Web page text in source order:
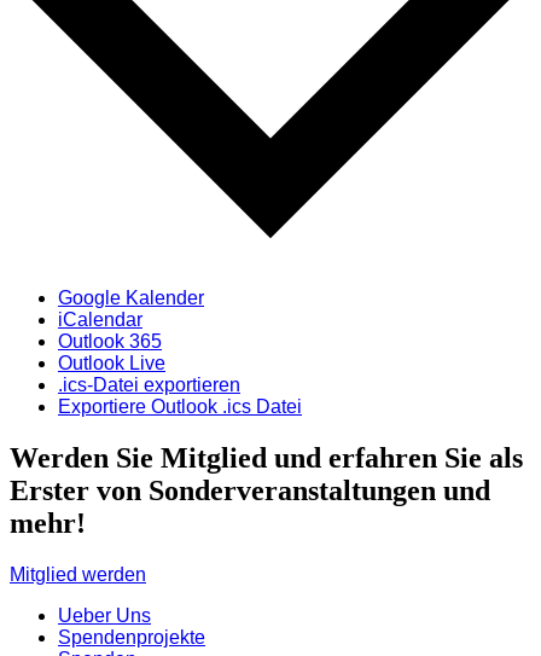
Google Kalender
iCalendar
Outlook 365
Outlook Live
.ics-Datei exportieren
Exportiere Outlook .ics Datei
Werden Sie Mitglied und erfahren Sie als
Erster von Sonderveranstaltungen und
mehr!
Mitglied werden
Ueber Uns
Spendenprojekte